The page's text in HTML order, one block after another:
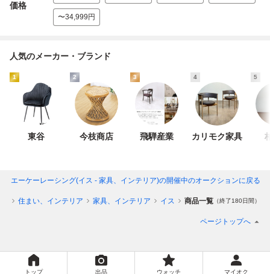
価格
〜34,999円
人気のメーカー・ブランド
1
東谷
2
今枝商店
3
飛騨産業
4
カリモク家具
5
| エーケーレーシング(イス - 家具、インテリア)の開催中のオークションに戻る
住まい、インテリア 家具、インテリア イス 商品一覧 （終了180日間）
ページトップへ
トップ 出品 ウォッチ マイオク